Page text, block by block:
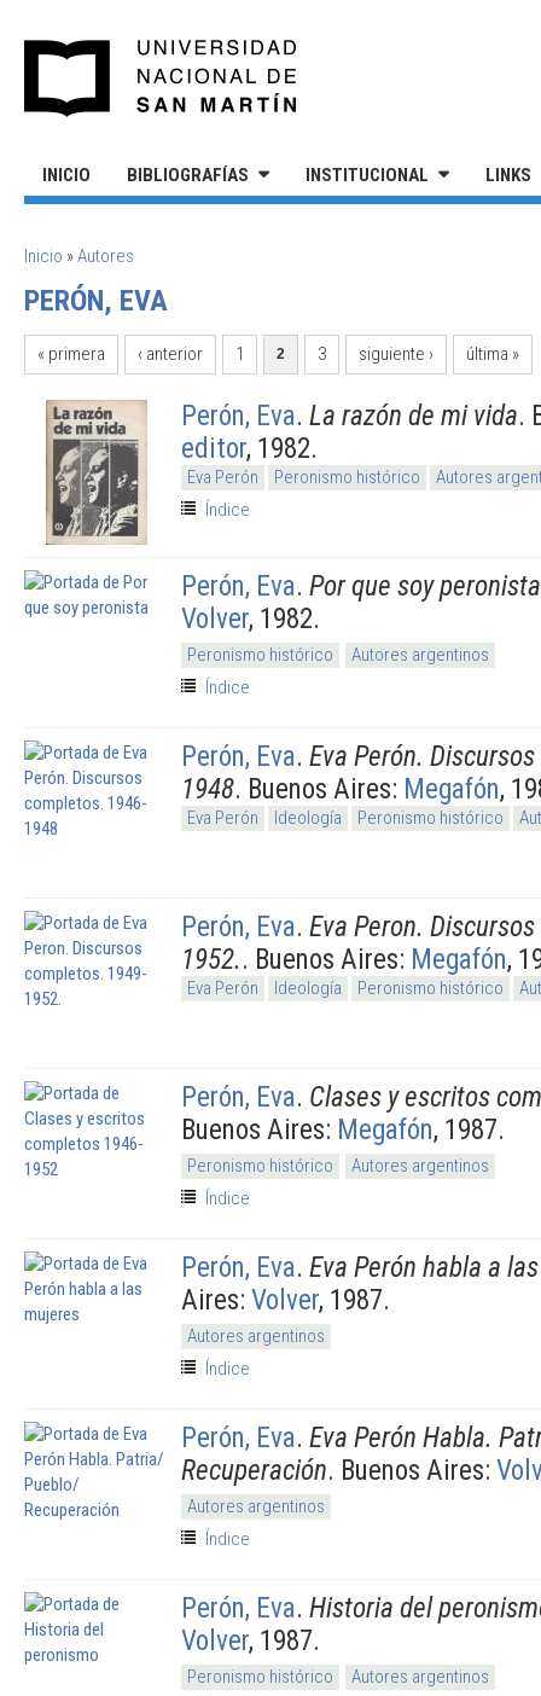
INICIO BIBLIOGRAFÍAS INSTITUCIONAL LINKS
SE ENCUENTRA USTED AQUÍ
Inicio »Autores
PERÓN, EVA
PÁGINAS
« primera ‹ anterior 1 2 3 siguiente › última »
Perón, Eva. La razón de mi vida.
editor, 1982.
Eva Perón Peronismo histórico
Autores
Índice
Perón, Eva. Por que soy peronista
Volver, 1982.
Peronismo histórico
Autores argentinos
Índice
Perón, Eva. Eva Perón.
1948. Buenos Aires: Megafón,
Eva Perón Ideología Peronismo histórico
Perón, Eva. Eva Peron.
1952.. Buenos Aires: Megafón,
Eva Perón Ideología Peronismo histórico
Perón, Eva. Clases y escritos
Buenos Aires: Megafón, 1987.
Peronismo histórico
Autores argentinos
Índice
Perón, Eva. Eva Perón habla a
Aires: Volver, 1987.
Autores argentinos
Índice
Perón, Eva. Eva Perón Habla.
Recuperación. Buenos Aires:
Autores argentinos
Índice
Perón, Eva. Historia del
Volver, 1987.
Peronismo histórico
Autores argentinos